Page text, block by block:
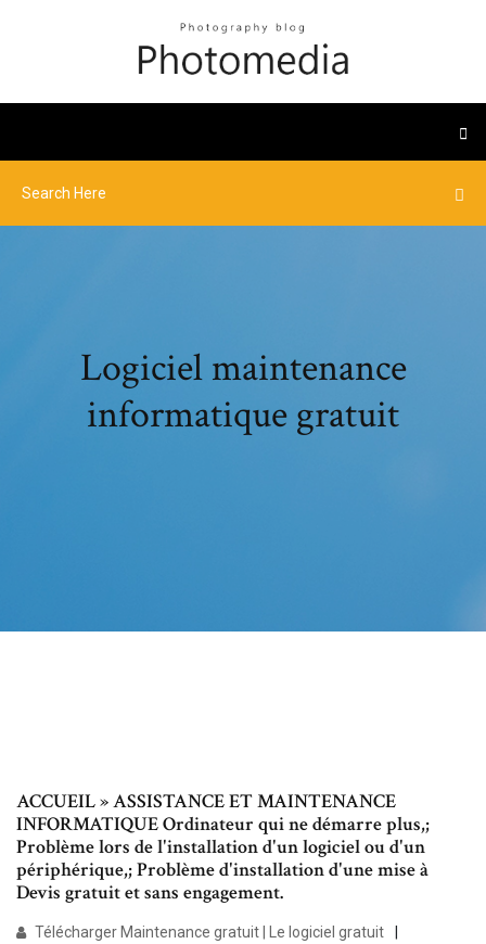
Logiciel maintenance
informatique gratuit
ACCUEIL » ASSISTANCE ET MAINTENANCE
INFORMATIQUE Ordinateur qui ne démarre plus,;
Problème lors de l'installation d'un logiciel ou d'un
périphérique,; Problème d'installation d'une mise à
Devis gratuit et sans engagement.
Télécharger Maintenance gratuit | Le logiciel gratuit